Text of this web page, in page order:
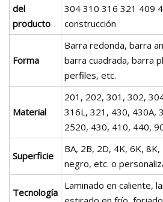
del
producto
304 310 316 321 409
construcción
Forma
Barra redonda, barra
barra cuadrada, barra
perfiles, etc.
Material
201, 202, 301, 302,
316L, 321, 430, 430A,
2520, 430, 410, 440,
Superficie
BA, 2B, 2D, 4K, 6K, 8K,
negro, etc. o
Tecnología
Laminado en caliente,